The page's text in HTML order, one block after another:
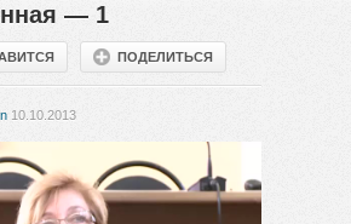
— 1
ПОДЕЛИТЬСЯ
10.10.2013